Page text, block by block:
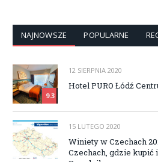
NAJNOWSZE POPULARNE
9.3
12 SIERPNIA 2020
Hotel PURO Łódź
15 LUTEGO 2020
Winiety w Czechach
Czechach, gdzie kupić